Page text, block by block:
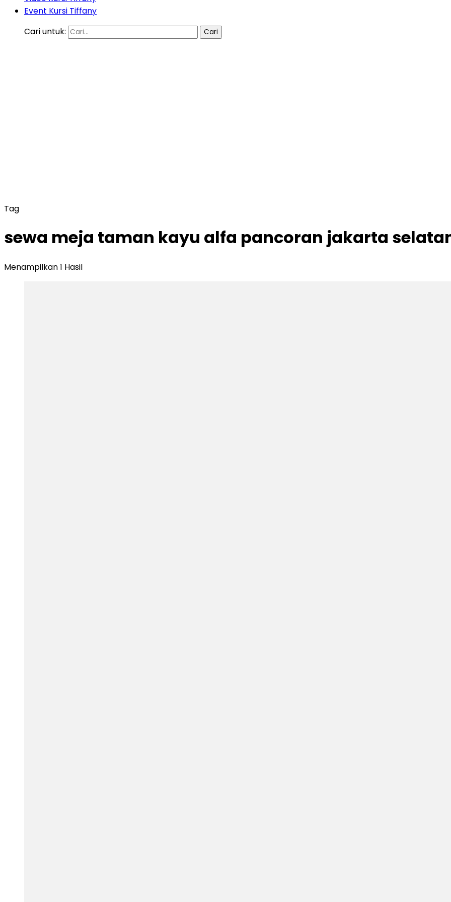
Event Kursi Tiffany
Cari untuk:
Tag
sewa meja taman kayu alfa pancoran jakarta
Menampilkan 1 Hasil